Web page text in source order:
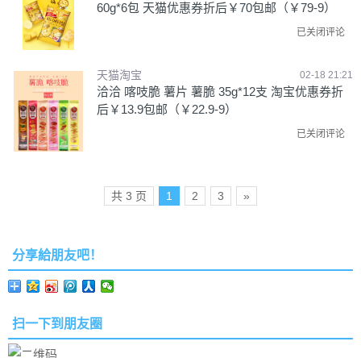
60g*6包 天猫优惠券折后￥70包邮（￥79-9）
已关闭评论
天猫淘宝 02-18 21:21
洽洽 喀吱脆 薯片 薯脆 35g*12支 淘宝优惠券折
后￥13.9包邮（￥22.9-9）
已关闭评论
共 3 页 1 2 3 »
分享給朋友吧！
扫一下到朋友圈